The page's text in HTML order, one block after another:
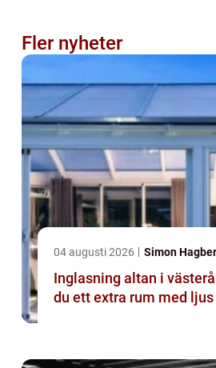
Fler nyheter
04 augusti 2026 Simon
Inglasning altan i västerås så
du ett extra rum med ljus